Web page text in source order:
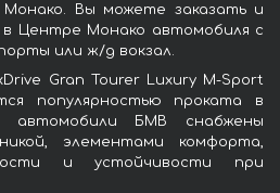
Вы можете заказать и
Центре Монако автомобиля с
или ж/д вокзал.
Gran Tourer Luxury M-Sport
популярностью проката в
автомобили БМВ снабжены
элементами комфорта,
и устойчивости при